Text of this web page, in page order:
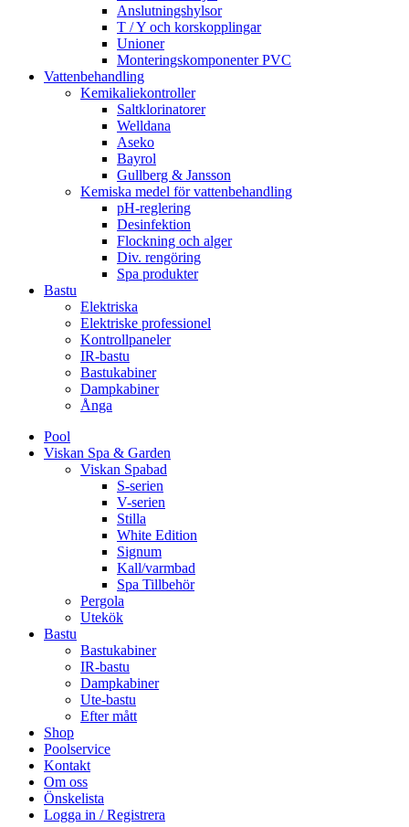
Anslutningshylsor
T / Y och korskopplingar
Unioner
Monteringskomponenter PVC
Vattenbehandling
Kemikaliekontroller
Saltklorinatorer
Welldana
Aseko
Bayrol
Gullberg & Jansson
Kemiska medel för vattenbehandling
pH-reglering
Desinfektion
Flockning och alger
Div. rengöring
Spa produkter
Bastu
Elektriska
Elektriske professionel
Kontrollpaneler
IR-bastu
Bastukabiner
Dampkabiner
Ånga
Pool
Viskan Spa & Garden
Viskan Spabad
S-serien
V-serien
Stilla
White Edition
Signum
Kall/varmbad
Spa Tillbehör
Pergola
Utekök
Bastu
Bastukabiner
IR-bastu
Dampkabiner
Ute-bastu
Efter mått
Shop
Poolservice
Kontakt
Om oss
Önskelista
Logga in / Registrera